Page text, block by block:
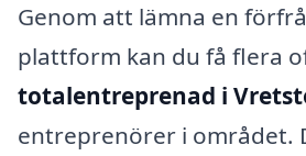
Genom att lämna en
plattform kan du få flera
totalentreprenad i
entreprenörer i området.